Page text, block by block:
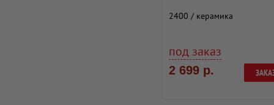
2400 / керамика
под заказ
2 699 р.